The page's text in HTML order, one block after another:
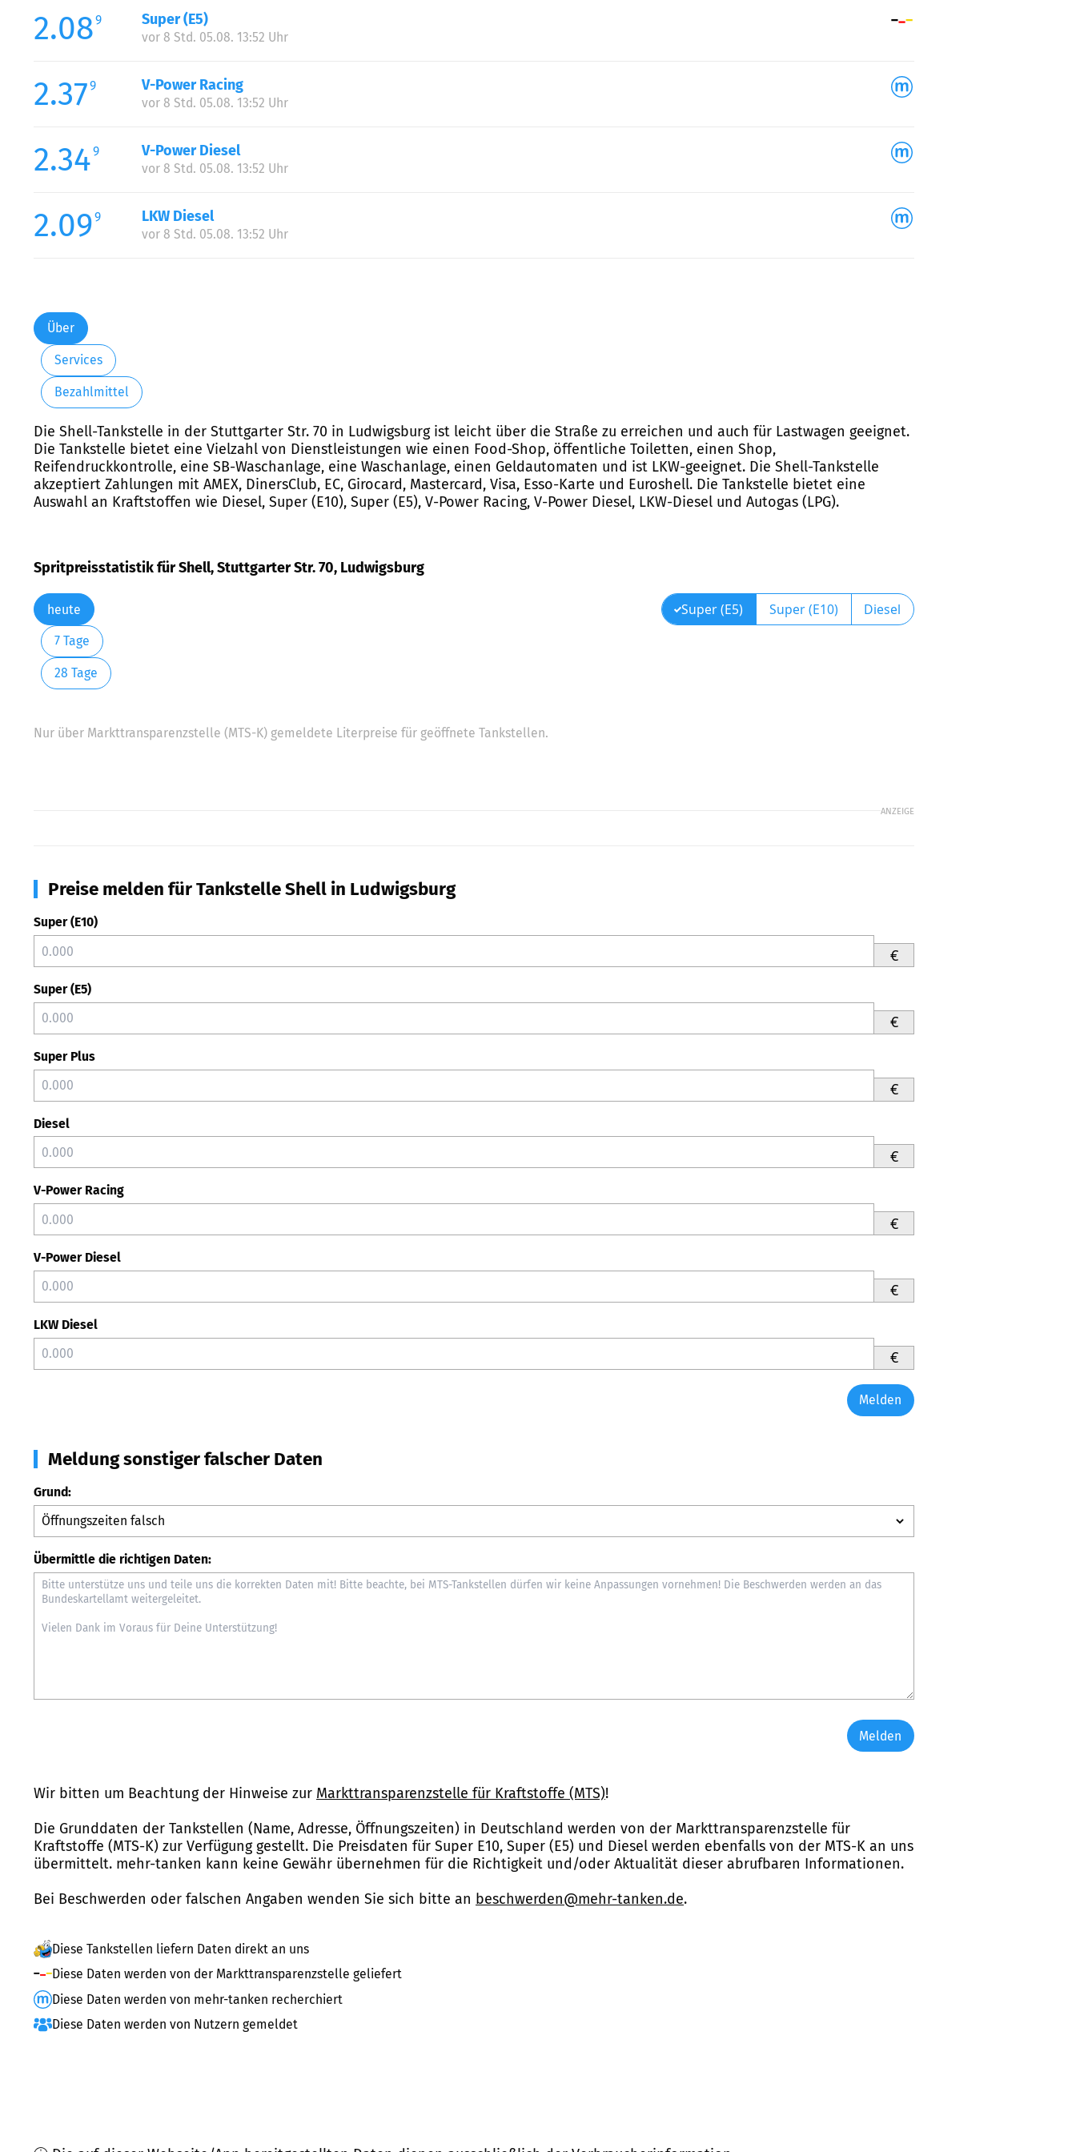
2.089 Super (E5)
vor 8 Std. 05.08. 13:52 Uhr
2.379 V-Power Racing
vor 8 Std. 05.08. 13:52 Uhr
2.349 V-Power Diesel
vor 8 Std. 05.08. 13:52 Uhr
2.099 LKW Diesel
vor 8 Std. 05.08. 13:52 Uhr
Über
Services
Bezahlmittel
Die Shell-Tankstelle in der Stuttgarter Str. 70 in Ludwigsburg ist leicht über die Straße zu erreichen und auch für Lastwagen geeignet.
Die Tankstelle bietet eine Vielzahl von Dienstleistungen wie einen Food-Shop, öffentliche Toiletten, einen Shop,
Reifendruckkontrolle, eine SB-Waschanlage, eine Waschanlage, einen Geldautomaten und ist LKW-geeignet. Die Shell-Tankstelle
akzeptiert Zahlungen mit AMEX, DinersClub, EC, Girocard, Mastercard, Visa, Esso-Karte und Euroshell. Die Tankstelle bietet eine
Auswahl an Kraftstoffen wie Diesel, Super (E10), Super (E5), V-Power Racing, V-Power Diesel, LKW-Diesel und Autogas (LPG).
Spritpreisstatistik für Shell, Stuttgarter Str. 70, Ludwigsburg
heute
7 Tage
28 Tage
Super (E5) Super (E10) Diesel
Nur über Markttransparenzstelle (MTS-K) gemeldete Literpreise für geöffnete Tankstellen.
ANZEIGE
Preise melden für Tankstelle Shell in Ludwigsburg
Super (E10)
€
Super (E5)
€
Super Plus
€
Diesel
€
V-Power Racing
€
V-Power Diesel
€
LKW Diesel
€
Melden
Meldung sonstiger falscher Daten
Grund:
Übermittle die richtigen Daten:
Melden
Wir bitten um Beachtung der Hinweise zur Markttransparenzstelle für Kraftstoffe (MTS)!
Die Grunddaten der Tankstellen (Name, Adresse, Öffnungszeiten) in Deutschland werden von der Markttransparenzstelle für
Kraftstoffe (MTS-K) zur Verfügung gestellt. Die Preisdaten für Super E10, Super (E5) und Diesel werden ebenfalls von der MTS-K an uns
übermittelt. mehr-tanken kann keine Gewähr übernehmen für die Richtigkeit und/oder Aktualität dieser abrufbaren Informationen.
Bei Beschwerden oder falschen Angaben wenden Sie sich bitte an beschwerden@mehr-tanken.de.
Diese Tankstellen liefern Daten direkt an uns
Diese Daten werden von der Markttransparenzstelle geliefert
Diese Daten werden von mehr-tanken recherchiert
Diese Daten werden von Nutzern gemeldet